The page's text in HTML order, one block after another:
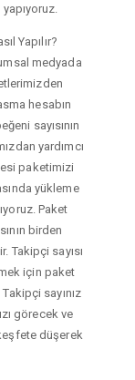
Yapılır?
medyada
hesabın
sayısının
yardımcı
paketimizi
yükleme
Paket
birden
Takipçi sayısı
için paket
sayınız
görecek ve
düşerek